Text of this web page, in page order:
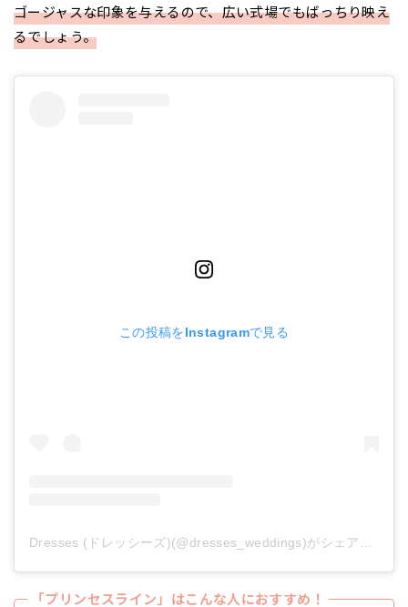
ゴージャスな印象を与えるので、広い式場でもばっちり映え
るでしょう。
この投稿をInstagramで見る
「プリンセスライン」はこんな人におすすめ！